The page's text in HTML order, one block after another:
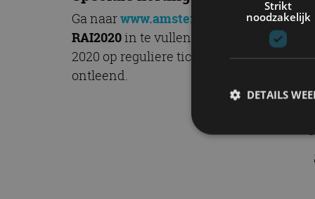
Ga naar
RAI2020in te vullen voor een leuke
2020 op reguliere tickets (niet op Early
ontleend.
Strikt
noodzakelijk
DETAILS